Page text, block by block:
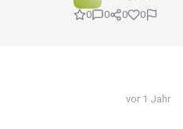
0
0 0 0
vor 1 Jahr